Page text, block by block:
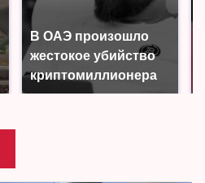
В ОАЭ произошло
жестокое убийство
криптомиллионера